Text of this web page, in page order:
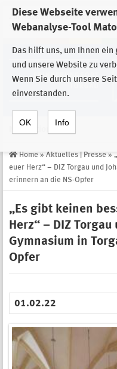
Diese Webseite
Webanalyse-Tool
Das hilft uns, um Ihnen
und unsere Website zu
Wenn Sie durch unsere
einverstanden.
OK Info
Zur Auswahl der Einrichtungen
Stiftung Sächsische
Home » Aktuelles | Presse »
euer Herz“ – DIZ Torgau und
erinnern an die NS-Opfer
„Es gibt keinen
Herz“ – DIZ
Gymnasium in
Opfer
01.02.22